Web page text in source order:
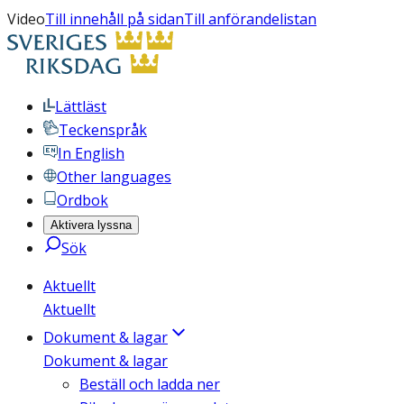
VideoTill innehåll på sidanTill anförandelistan
Lättläst
Teckenspråk
In English
Other languages
Ordbok
Aktivera lyssna
Sök
Aktuellt
Aktuellt
Dokument & lagar
Dokument & lagar
Beställ och ladda ner